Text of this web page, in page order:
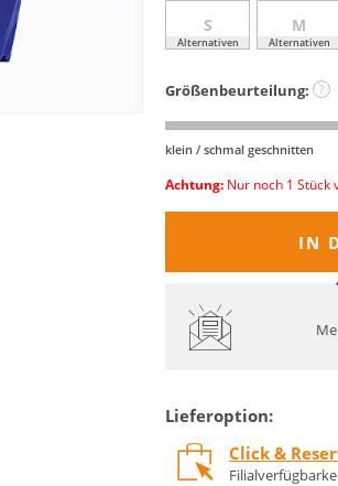
S
Alternativen
M
Alternativen
Größenbeurteilung: ?
klein / schmal geschnitten
Achtung: Nur noch 1 Stück
IN
Lieferoption:
Click &